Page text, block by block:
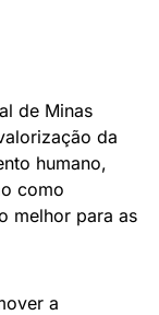
de Minas
da
humano,
como
melhor para as
a